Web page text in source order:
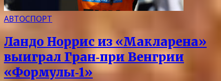
АВТОСПОРТ
Ландо Норрис из «Макларена»
выиграл Гран‑при Венгрии
«Формулы‑1»